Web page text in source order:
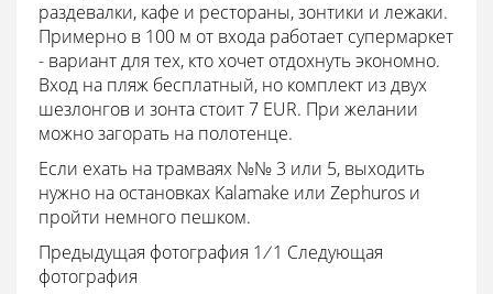
раздевалки, кафе и рестораны, зонтики и лежаки.
Примерно в 100 м от входа работает супермаркет
- вариант для тех, кто хочет отдохнуть экономно.
Вход на пляж бесплатный, но комплект из двух
шезлонгов и зонта стоит 7 EUR. При желании
можно загорать на полотенце.
Если ехать на трамваях №№ 3 или 5, выходить
нужно на остановках Kalamake или Zephuros и
пройти немного пешком.
Предыдущая фотография 1/1 Следующая
фотография